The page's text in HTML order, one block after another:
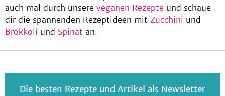
auch mal durch unsere veganen Rezepte und schaue
dir die spannenden Rezeptideen mit Zucchini und
Brokkoli und Spinat an.
Die besten Rezepte und Artikel als Newsletter